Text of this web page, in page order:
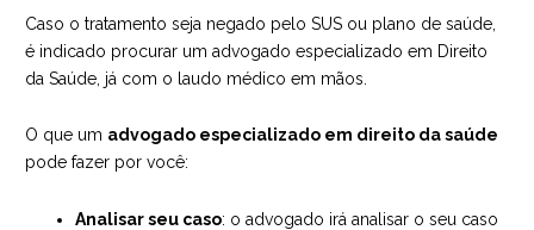
Caso o tratamento seja negado pelo SUS ou plano de saúde,
é indicado procurar um advogado especializado em Direito
da Saúde, já com o laudo médico em mãos.
O que um advogado especializado em direito da saúde
pode fazer por você:
Analisar seu caso: o advogado irá analisar o seu caso